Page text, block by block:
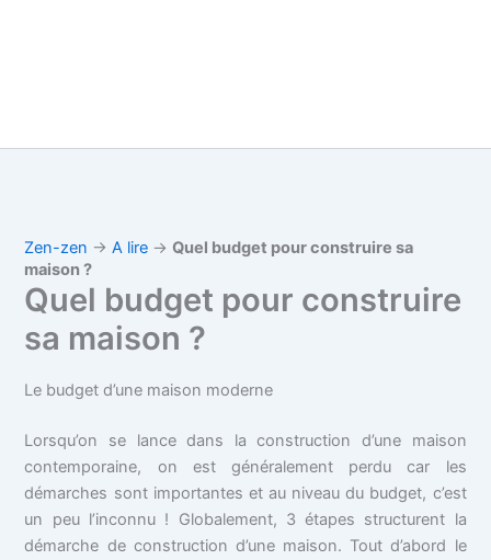
Zen-zen →A lire →Quel budget pour construire sa
maison ?
Quel budget pour construire
sa maison ?
Le budget d’une maison moderne
Lorsqu’on se lance dans la construction d’une maison
contemporaine, on est généralement perdu car les
démarches sont importantes et au niveau du budget, c’est
un peu l’inconnu ! Globalement, 3 étapes structurent la
démarche de construction d’une maison. Tout d’abord le